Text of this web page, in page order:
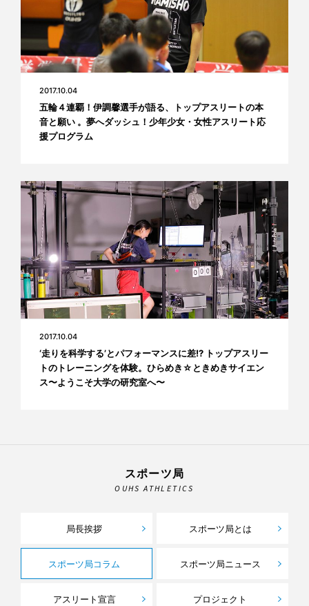
2017.10.04
五輪４連覇！伊調馨選手が語る、トップアスリートの本
音と願い 。夢へダッシュ！少年少女・女性アスリート応
援プログラム
2017.10.04
‘走りを科学する’とパフォーマンスに差!? トップアスリー
トのトレーニングを体験。ひらめき☆ときめきサイエン
ス〜ようこそ大学の研究室へ〜
スポーツ局
OUHS ATHLETICS
局長挨拶 スポーツ局とは
スポーツ局コラム スポーツ局ニュース
アスリート宣言 プロジェクト